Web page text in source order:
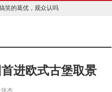
笑的葛优，观众认吗
进欧式古堡取景
杰